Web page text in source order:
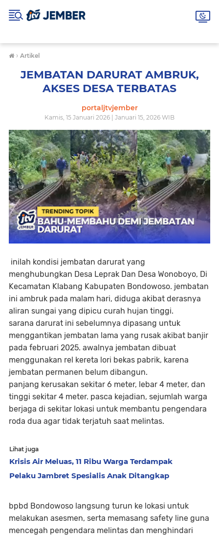
› Artikel
JEMBATAN DARURAT AMBRUK,
AKSES DESA TERBATAS
portaljtvjember
Kamis, 15 Januari 2026 | Januari 15, 2026 WIB
inilah kondisi jembatan darurat yang
menghubungkan Desa Leprak Dan Desa Wonoboyo, Di
Kecamatan Klabang Kabupaten Bondowoso. jembatan
ini ambruk pada malam hari, diduga akibat derasnya
aliran sungai yang dipicu curah hujan tinggi.
sarana darurat ini sebelumnya dipasang untuk
menggantikan jembatan lama yang rusak akibat banjir
pada februari 2025. awalnya jembatan dibuat
menggunakan rel kereta lori bekas pabrik, karena
jembatan permanen belum dibangun.
panjang kerusakan sekitar 6 meter, lebar 4 meter, dan
tinggi sekitar 4 meter. pasca kejadian, sejumlah warga
berjaga di sekitar lokasi untuk membantu pengendara
roda dua agar tidak terjatuh saat melintas.
Lihat juga
Krisis Air Meluas, 11 Ribu Warga Terdampak
Pelaku Jambret Spesialis Anak Ditangkap
bpbd Bondowoso langsung turun ke lokasi untuk
melakukan asesmen, serta memasang safety line guna
mencegah pengendara melintas dan menghindari